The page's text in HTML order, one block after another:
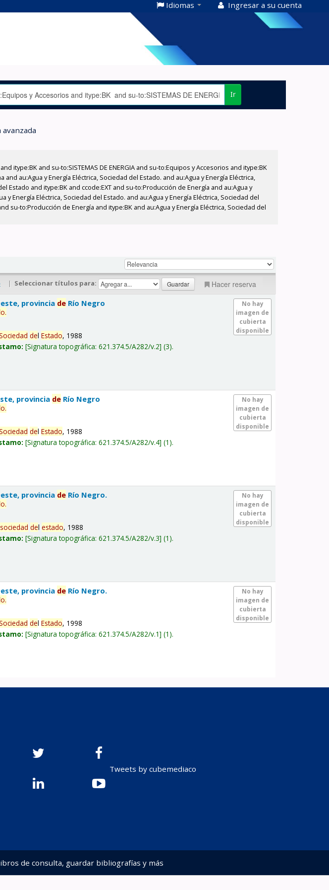
Idiomas Ingresar a su cuenta
Ir
avanzada
and su-to:SISTEMAS DE ENERGIA and su-to:Equipos y Accesorios and itype:BK
au:Agua y Energía Eléctrica, Sociedad del Estado. and au:Agua y Energía Eléctrica,
Estado and itype:BK and ccode:EXT and su-to:Producción de Energía and au:Agua y
Energía Eléctrica, Sociedad del Estado. and au:Agua y Energía Eléctrica, Sociedad del
su-to:Producción de Energía and itype:BK and au:Agua y Energía Eléctrica, Sociedad del
| Seleccionar títulos para: Hacer reserva
No hay
imagen de
cubierta
disponible
provincia de Río Negro
.
delEstado, 1988
Signatura topográfica:621.374.5/A282/v.2 (3).
No hay
imagen de
cubierta
disponible
provincia de Río Negro
.
delEstado, 1988
Signatura topográfica:621.374.5/A282/v.4 (1).
No hay
imagen de
cubierta
disponible
provincia de Río Negro.
.
sociedad delestado, 1988
Signatura topográfica:621.374.5/A282/v.3 (1).
No hay
imagen de
cubierta
disponible
provincia de Río Negro.
.
delEstado, 1998
Signatura topográfica:621.374.5/A282/v.1 (1).
Tweets by cubemediaco
de consulta, guardar bibliografías y más